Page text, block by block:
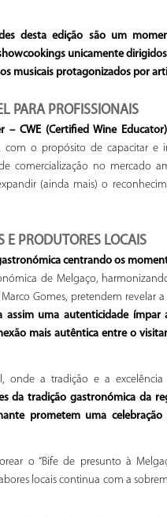
desta edição são um
unicamente
musicais protagonizados por
PARA PROFISSIONAIS
– CWE (Certified Wine
com o propósito de capacitar e
comercialização no mercado
(ainda mais) o
PRODUTORES LOCAIS
centrando os
de Melgaço,
Gomes, pretendem revelar
uma autenticidade ímpar
mais autêntica entre o
onde a tradição e a
da tradição gastronómica da
prometem uma
o “Bife de presunto à
locais continua com a